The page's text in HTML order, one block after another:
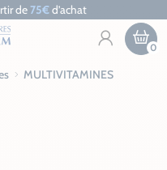
de 75€d’achat
0
MULTIVITAMINES